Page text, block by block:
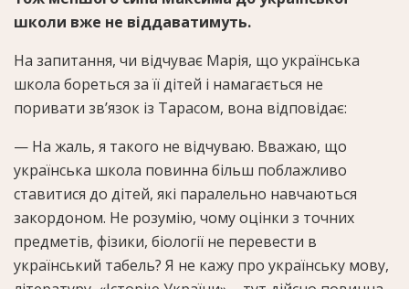
школи вже не віддаватимуть.
На запитання, чи відчуває Марія, що українська
школа бореться за її дітей і намагається не
поривати зв’язок із Тарасом, вона відповідає:
— На жаль, я такого не відчуваю. Вважаю, що
українська школа повинна більш поблажливо
ставитися до дітей, які паралельно навчаються
закордоном. Не розумію, чому оцінки з точних
предметів, фізики, біології не перевести в
український табель? Я не кажу про українську мову,